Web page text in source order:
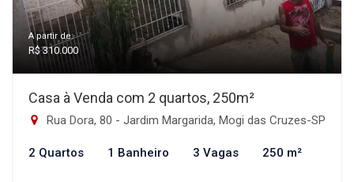
A partir de:
R$ 310.000
Casa à Venda com 2 quartos, 250m²
Rua Dora, 80 - Jardim Margarida, Mogi das Cruzes-SP
2 Quartos 1 Banheiro 3 Vagas 250 m²